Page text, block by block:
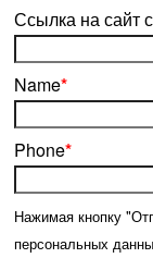
Ссылка на сайт
Name*
Phone*
Нажимая кнопку
персональных